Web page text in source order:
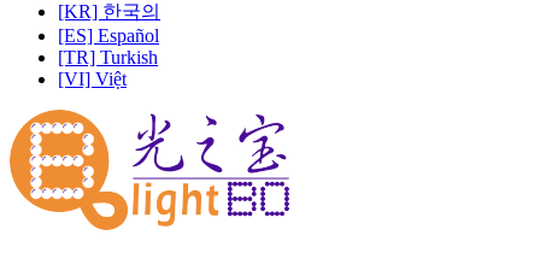
[KR] 한국의
[ES] Español
[TR] Turkish
[VI] Việt